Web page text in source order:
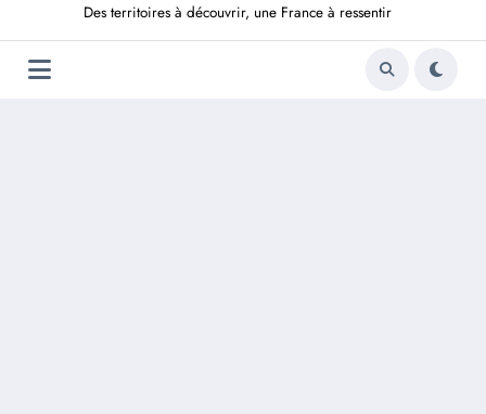
Des territoires à découvrir, une France à ressentir